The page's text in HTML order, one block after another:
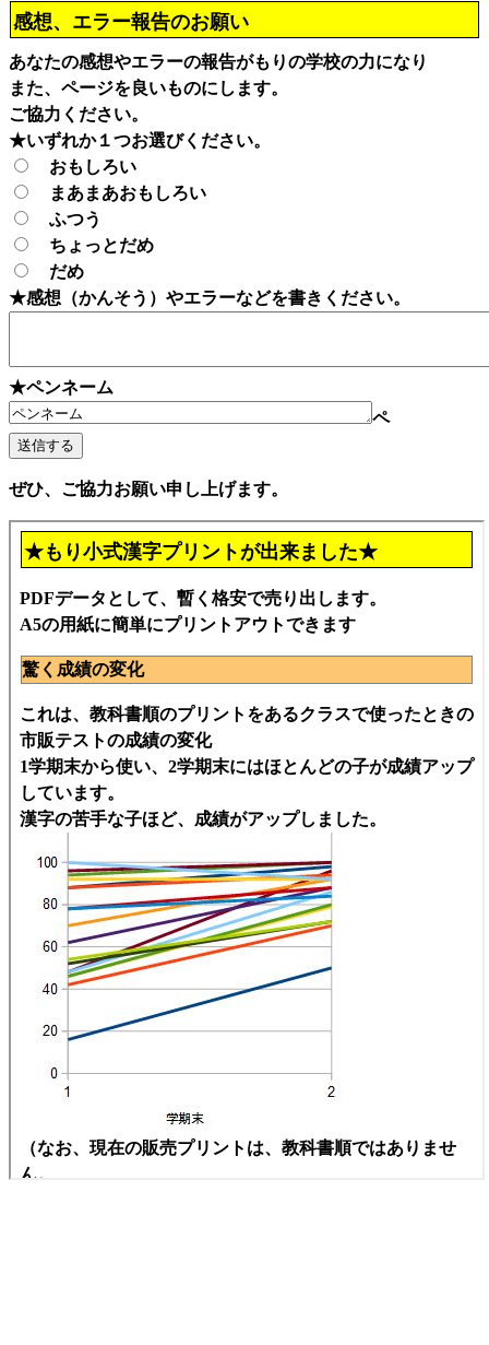
感想、エラー報告のお願い
あなたの感想やエラーの報告がもりの学校の力になり
また、ページを良いものにします。
ご協力ください。
★いずれか１つお選びください。
おもしろい
まあまあおもしろい
ふつう
ちょっとだめ
だめ
★感想（かんそう）やエラーなどを書きください。
★ペンネーム
ペ
ぜひ、ご協力お願い申し上げます。